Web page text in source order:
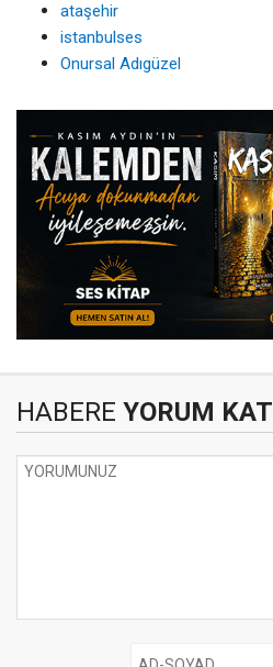
ataşehir
istanbulses
Onursal Adıgüzel
HABERE YORUM KAT